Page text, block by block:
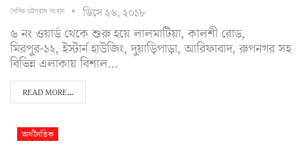
দৈনিক চট্টগ্রাম সংবাদ ডিসে ২৬, ২০১৮
৬ নং ওয়ার্ড থেকে শুরু হয়ে লালমাটিয়া, কালশী রোড,
মিরপুর-১২, ইস্টার্ন হাউজিং, দুয়াড়িপাড়া, আরিফাবাদ, রুপনগর সহ
বিভিন্ন এলাকায় বিশাল…
READ MORE...
অর্থনৈতিক